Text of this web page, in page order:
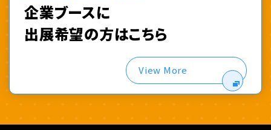
企業ブースに
出展希望の方はこちら
View More